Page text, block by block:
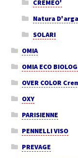
CREMEO'
Natura
SOLARI
OMIA
OMIA ECO
OVER COLOR
OXY
PARISIENNE
PENNELLI VISO
PREVAGE